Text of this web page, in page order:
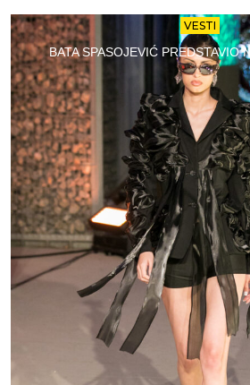
VESTI
BATA SPASOJEVIĆ PREDSTAVIO